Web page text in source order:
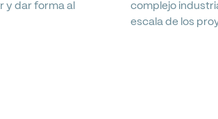
y dar forma al
complejo
escala de los